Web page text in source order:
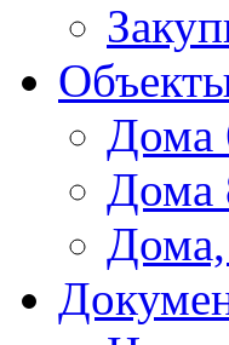
Дома
Дома
Дома,